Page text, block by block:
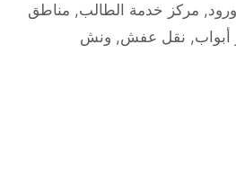
, مركز خدمة الطالب, مناطق
أبواب, نقل عفش, ونش